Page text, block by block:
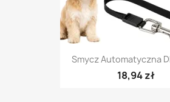
Smycz Automatyczna
18,94 zł